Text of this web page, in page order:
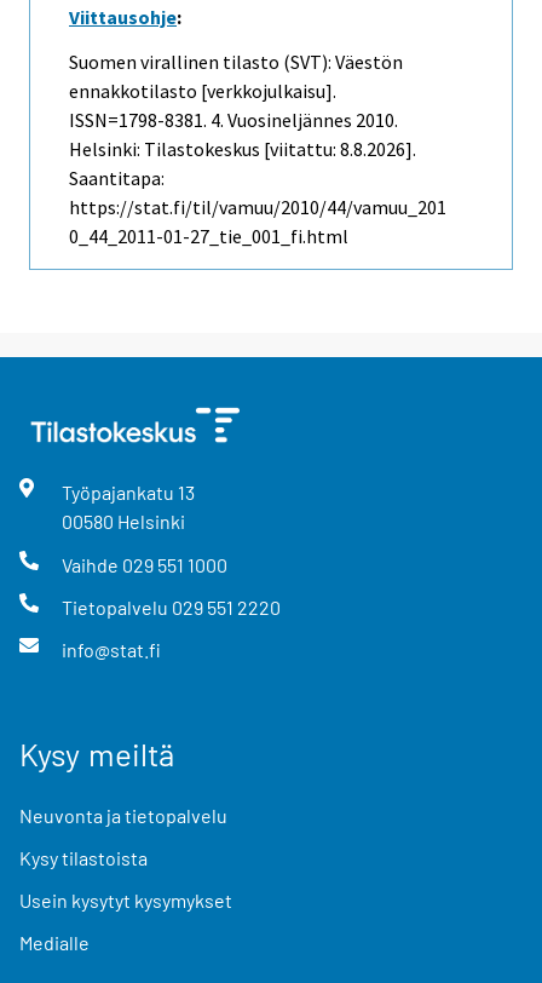
Viittausohje:
Suomen virallinen tilasto (SVT): Väestön
ennakkotilasto [verkkojulkaisu].
ISSN=1798-8381. 4. Vuosineljännes 2010.
Helsinki: Tilastokeskus [viitattu: 8.8.2026].
Saantitapa:
https://stat.fi/til/vamuu/2010/44/vamuu_201
0_44_2011-01-27_tie_001_fi.html
Työpajankatu 13
00580 Helsinki
Vaihde 029 551 1000
Tietopalvelu 029 551 2220
info@stat.fi
Kysy meiltä
Neuvonta ja tietopalvelu
Kysy tilastoista
Usein kysytyt kysymykset
Medialle